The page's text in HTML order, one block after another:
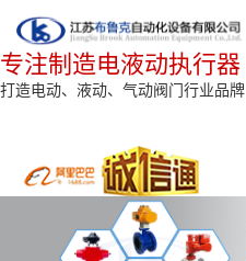
专注制造电液动执行器
打造电动、液动、气动阀门行业品牌